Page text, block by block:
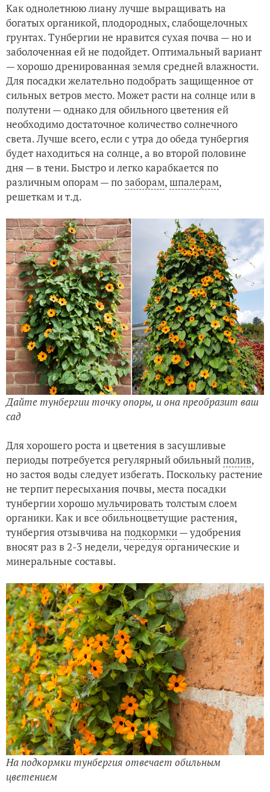
Как однолетнюю лиану лучше выращивать на
богатых органикой, плодородных, слабощелочных
грунтах. Тунбергии не нравится сухая почва — но и
заболоченная ей не подойдет. Оптимальный вариант
— хорошо дренированная земля средней влажности.
Для посадки желательно подобрать защищенное от
сильных ветров место. Может расти на солнце или в
полутени — однако для обильного цветения ей
необходимо достаточное количество солнечного
света. Лучше всего, если с утра до обеда тунбергия
будет находиться на солнце, а во второй половине
дня — в тени. Быстро и легко карабкается по
различным опорам — по заборам,шпалерам,
решеткам и т.д.
Дайте тунбергии точку опоры, и она преобразит ваш
сад
Для хорошего роста и цветения в засушливые
периоды потребуется регулярный обильныйполив,
но застоя воды следует избегать. Поскольку растение
не терпит пересыхания почвы, места посадки
тунбергии хорошомульчировать толстым слоем
органики. Как и все обильноцветущие растения,
тунбергия отзывчива на подкормки— удобрения
вносят раз в 2-3 недели, чередуя органические и
минеральные составы.
На подкормки тунбергия отвечает обильным
цветением